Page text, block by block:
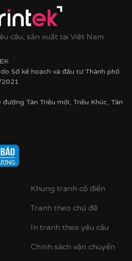
cầu, sản xuất tại Việt Nam.
Sở kế hoạch và đầu tư Thành phố
Tân Triều mới, Triều Khúc, Tân
Khung tranh cổ điển
Tranh theo chủ đề
In tranh theo yêu cầu
Chính sách vận chuyển